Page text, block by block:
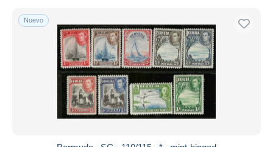
Nuevo